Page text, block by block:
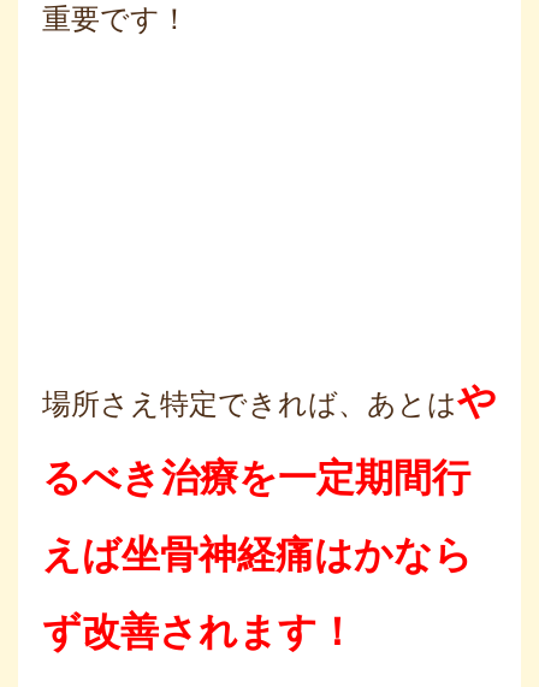
重要です！
場所さえ特定できれば、あとはや
るべき治療を一定期間行
えば坐骨神経痛はかなら
ず改善されます！